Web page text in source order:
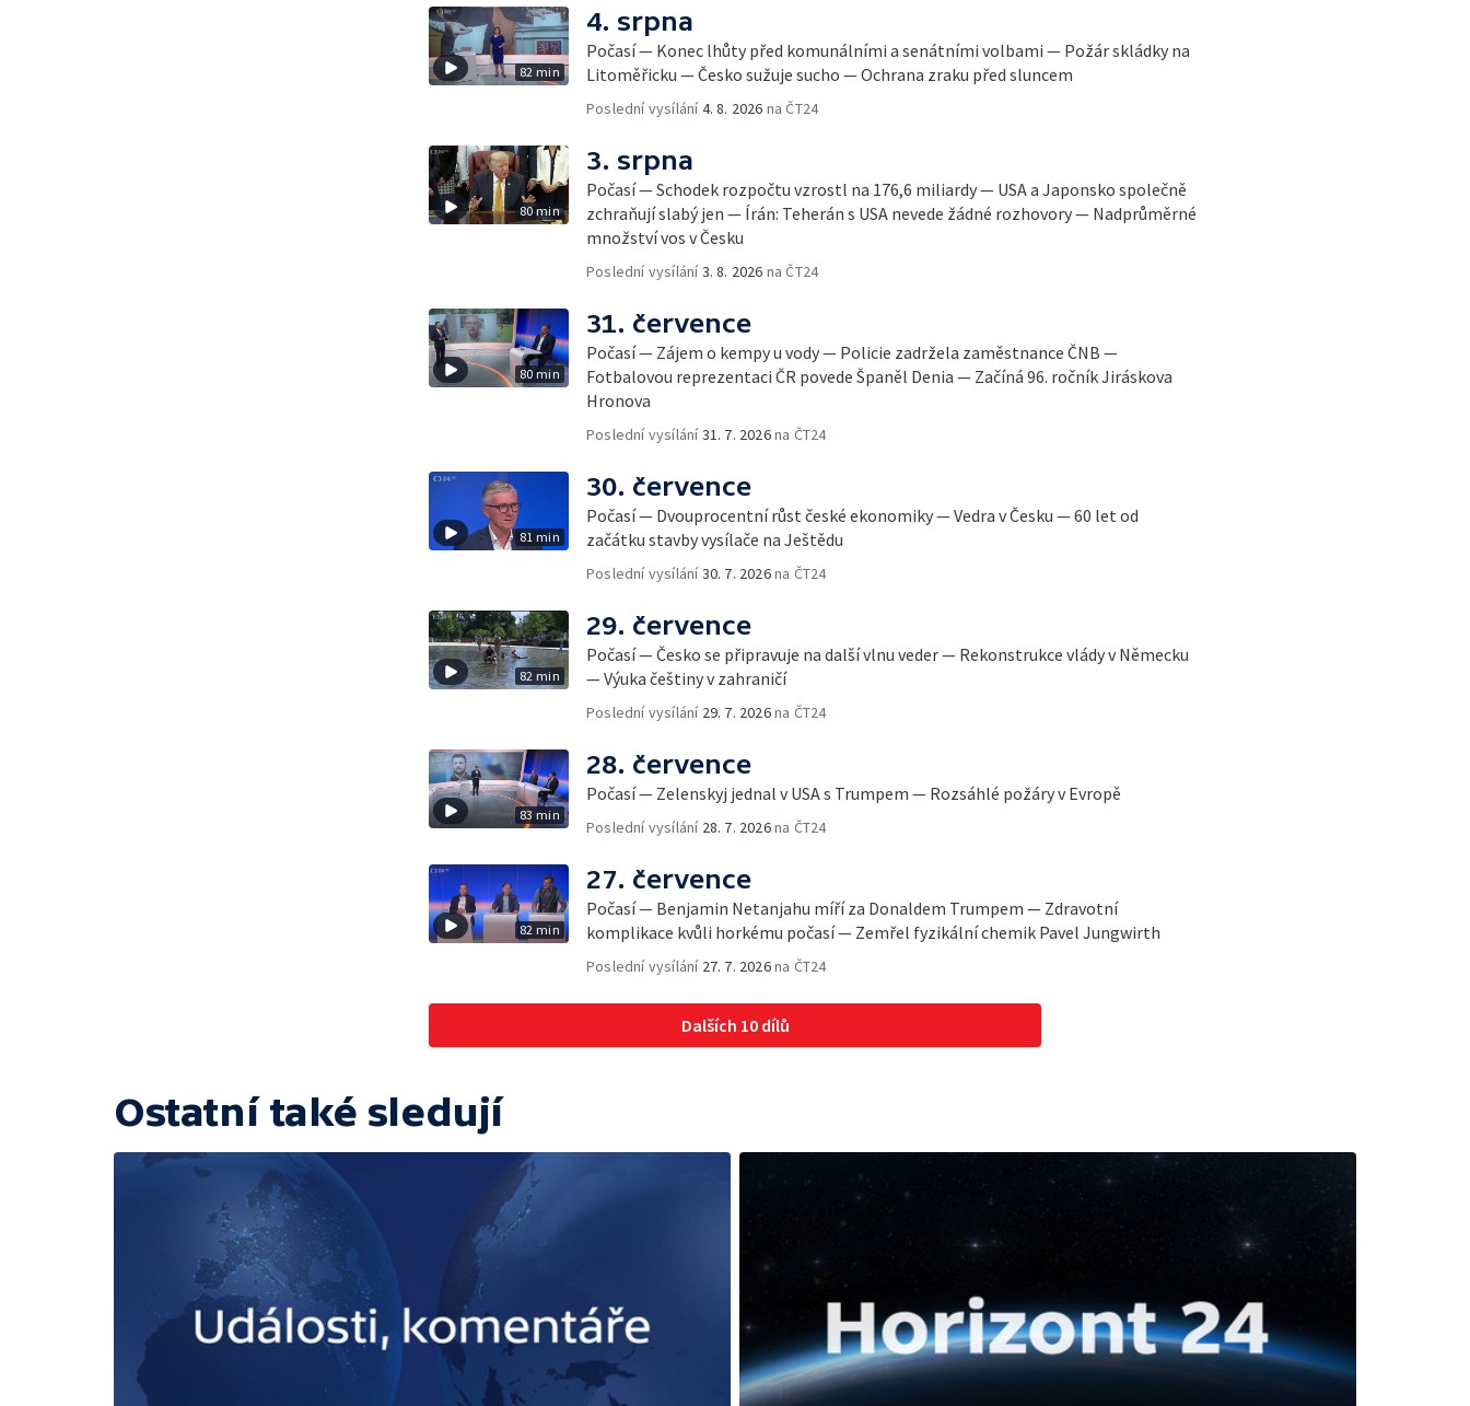
82 min
4. srpna
Počasí — Konec lhůty před komunálními a senátními volbami — Požár skládky na
Litoměřicku — Česko sužuje sucho — Ochrana zraku před sluncem
Poslední vysílání4. 8. 2026 na ČT24
80 min
3. srpna
Počasí — Schodek rozpočtu vzrostl na 176,6 miliardy — USA a Japonsko společně
zchraňují slabý jen — Írán: Teherán s USA nevede žádné rozhovory — Nadprůměrné
množství vos v Česku
Poslední vysílání3. 8. 2026 na ČT24
80 min
31. července
Počasí — Zájem o kempy u vody — Policie zadržela zaměstnance ČNB —
Fotbalovou reprezentaci ČR povede Španěl Denia — Začíná 96. ročník Jiráskova
Hronova
Poslední vysílání31. 7. 2026na ČT24
81 min
30. července
Počasí — Dvouprocentní růst české ekonomiky — Vedra v Česku — 60 let od
začátku stavby vysílače na Ještědu
Poslední vysílání30. 7. 2026na ČT24
82 min
29. července
Počasí — Česko se připravuje na další vlnu veder — Rekonstrukce vlády v Německu
— Výuka češtiny v zahraničí
Poslední vysílání 29. 7. 2026na ČT24
83 min
28. července
Počasí — Zelenskyj jednal v USA s Trumpem — Rozsáhlé požáry v Evropě
Poslední vysílání 28. 7. 2026na ČT24
82 min
27. července
Počasí — Benjamin Netanjahu míří za Donaldem Trumpem — Zdravotní
komplikace kvůli horkému počasí — Zemřel fyzikální chemik Pavel Jungwirth
Poslední vysílání 27. 7. 2026na ČT24
Dalších 10 dílů
Ostatní také sledují